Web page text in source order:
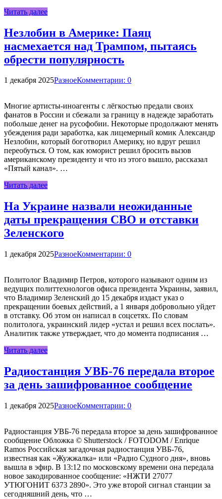
Читать далее
Незлобин в Америке: Паяц
насмехается над Трампом, пытаясь
обрести популярность
1 декабря 2025РазноеКомментарии: 0
Многие артисты-иноагенты с лёгкостью предали своих
фанатов в России и сбежали за границу в надежде заработать
побольше денег на русофобии. Некоторые продолжают менять
убеждения ради заработка, как лицемерный комик Александр
Незлобин, который боготворил Америку, но вдруг решил
переобуться. О том, как юморист решил бросить вызов
американскому президенту и что из этого вышло, рассказал
«Пятый канал». …
Читать далее
На Украине назвали неожиданные
даты прекращения СВО и отставки
Зеленского
1 декабря 2025РазноеКомментарии: 0
Политолог Владимир Петров, которого называют одним из
ведущих политтехнологов офиса президента Украины, заявил,
что Владимир Зеленский до 15 декабря издаст указ о
прекращении боевых действий, а 1 января добровольно уйдет
в отставку. Об этом он написал в соцсетях. По словам
политолога, украинский лидер «устал и решил всех послать».
Аналитик также утверждает, что до момента подписания …
Читать далее
Радиостанция УВБ-76 передала второе
за день зашифрованное сообщение
1 декабря 2025РазноеКомментарии: 0
Радиостанция УВБ-76 передала второе за день зашифрованное
сообщение Обложка © Shutterstock / FOTODOM / Enrique
Ramos Российская загадочная радиостанция УВБ-76,
известная как «Жужжалка» или «Радио Судного дня», вновь
вышла в эфир. В 13:12 по московскому времени она передала
новое закодированное сообщение: «НЖТИ 27077
УТЮГОНИТ 6373 2890». Это уже второй сигнал станции за
сегодняшний день, что …